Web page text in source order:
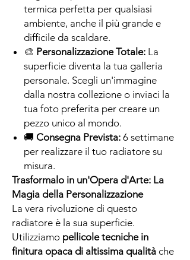
termica perfetta per qualsiasi
ambiente, anche il più grande e
difficile da scaldare.
🎨 Personalizzazione Totale: La
superficie diventa la tua galleria
personale. Scegli un'immagine
dalla nostra collezione o inviaci la
tua foto preferita per creare un
pezzo unico al mondo.
🚚 Consegna Prevista: 6 settimane
per realizzare il tuo radiatore su
misura.
Trasformalo in un'Opera d'Arte: La
Magia della Personalizzazione
La vera rivoluzione di questo
radiatore è la sua superficie.
Utilizziamo pellicole tecniche in
finitura opaca di altissima qualità che